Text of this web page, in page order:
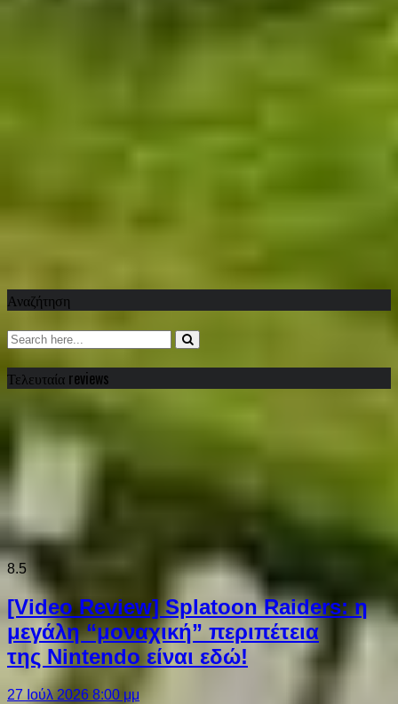
Αναζήτηση
Τελευταία reviews
8.5
[Video Review] Splatoon Raiders: η
μεγάλη “μοναχική” περιπέτεια
της Nintendo είναι εδώ!
27 Ιούλ 2026 8:00 μμ